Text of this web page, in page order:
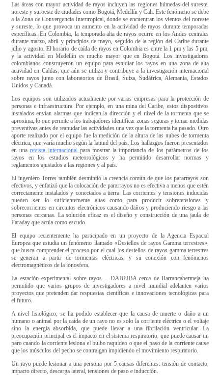
Las áreas con mayor actividad de rayos incluyen las regiones húmedas del sureste,
noreste y suroeste de ciudades como Bogotá, Medellín y Cali. Este fenómeno se debe
a la Zona de Convergencia Intertropical, donde se encuentran los vientos del noreste
y sureste, lo que provoca un aumento en la actividad de rayos durante temporadas
específicas. En Colombia, la temporada alta de rayos ocurre en los Andes centrales
durante marzo, abril y principios de mayo, seguido de la región del Caribe durante
julio y agosto. El horario de caída de rayos en Colombia es entre la 1 pm y las 5 pm,
y la actividad en Medellín es mucho mayor que en Bogotá. Los investigadores
colombianos construyeron un equipo para estudiar los rayos en una zona de alta
actividad en Caldas, que aún se utiliza y contribuye a la investigación internacional
sobre rayos junto con laboratorios de Brasil, Suiza, Sudáfrica, Alemania, Estados
Unidos y Canadá.
Los equipos son utilizados actualmente por varias empresas para la protección de
personas e infraestructura. Por ejemplo, en una mina del Caribe, estos dispositivos
instalados envían alarmas que indican la dirección y el nivel de la tormenta que se
aproxima, lo que permite a los trabajadores identificar zonas seguras y tomar medidas
preventivas antes de reanudar las actividades una vez que la tormenta ha pasado. Otro
aporte realizado por el equipo fue la medición de la altura de las nubes de tormenta
eléctrica, que varía mucho según la latitud del país. Los hallazgos fueron presentados
en unarevista internacional para mostrar la importancia de los parámetros de los
rayos en los estudios meteorológicos y ha permitido desarrollar normas y
reglamentos ajustados a las regiones y al país.
El ingeniero Torres también desmintió la creencia común de que los pararrayos son
efectivos, y enfatizó que la colocación de pararrayos no es efectiva a menos que estén
correctamente instalados y conectados a tierra. Las corrientes y tensiones inducidas
pueden ser lo suficientemente altas como para producir sobretensiones y
sobrecorrientes en circuitos electrónicos causando daños y produciendo riesgo a las
personas cercanas. La solución eficaz es el diseño y construcción de una jaula de
Faraday que actúa como escudo.
El equipo recientemente ha participado en un proyecto de la Agencia Espacial
Europea que estudia un fenómeno llamado «Destellos de rayos Gamma terrestres»,
que busca comprender el proceso por el cual los destellos de rayos gamma terrestres
se generan a partir de tormentas eléctricas, y su conexión con fenómenos
electromagnéticos de la ionosfera.
La estación experimental sobre rayos – DABEIBA cerca de Barrancabermeja ha
permitido que varios grupos de investigadores a nivel mundial adelanten varios
proyectos que pretenden dar respuestas científicas e innovaciones tecnológicas para
el futuro.
A nivel fisiológico, se ha podido establecer que la causa de muerte o daño a un
humano o animal por la caída de un rayo no es solo la corriente eléctrica o el voltaje
sino la energía absorbida, que puede llevar a una fibrilación ventricular. La
preocupación principal es el impacto en el sistema respiratorio, que puede causar un
paro cuando la corriente lesiona el bulbo raquídeo o que el paso de la corriente cause
que los músculos del pecho se contraigan impidiendo el movimiento respiratorio.
Un rayo puede lesionar a una persona por 5 causas diferentes: tensión de contacto,
impacto directo, descarga lateral, tensiones de paso e inducción.